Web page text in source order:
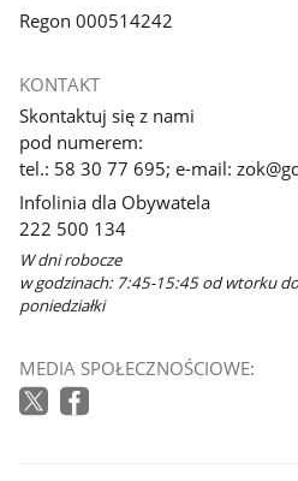
Regon 000514242
KONTAKT
Skontaktuj się z nami
pod numerem:
tel.: 58 30 77 695; e-mail:
Infolinia dla Obywatela
222 500 134
W dni robocze
w godzinach: 7:45-15:45 od wtorku
poniedziałki
MEDIA SPOŁECZNOŚCIOWE: